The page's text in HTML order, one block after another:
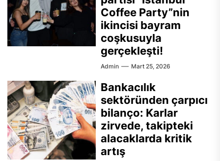
Coffee Party”nin
ikincisi bayram
coşkusuyla
gerçekleşti!
Admin Mart 25, 2026
Bankacılık
sektöründen çarpıcı
bilanço: Karlar
zirvede, takipteki
alacaklarda kritik
artış